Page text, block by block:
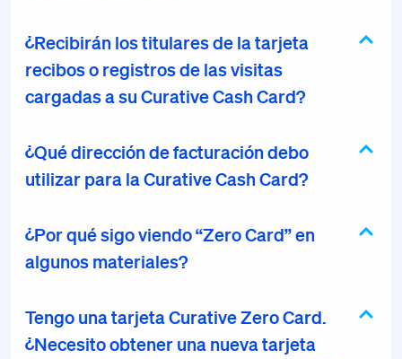
¿Recibirán los titulares de la tarjeta
recibos o registros de las visitas
cargadas a su Curative Cash Card?
¿Qué dirección de facturación debo
utilizar para la Curative Cash Card?
¿Por qué sigo viendo “Zero Card” en
algunos materiales?
Tengo una tarjeta Curative Zero Card.
¿Necesito obtener una nueva tarjeta